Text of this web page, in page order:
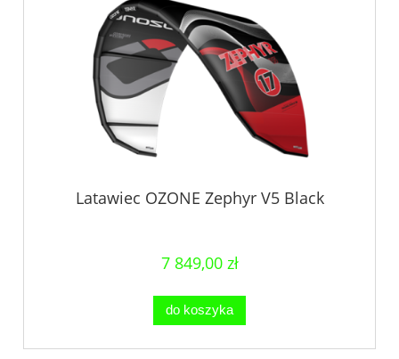
Latawiec OZONE Zephyr V5 Black
7 849,00 zł
do koszyka